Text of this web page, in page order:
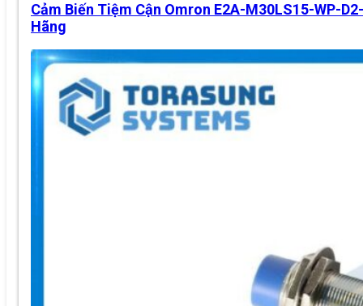
Cảm Biến Tiệm Cận Omron E2A-M30LS15-WP-
Hãng